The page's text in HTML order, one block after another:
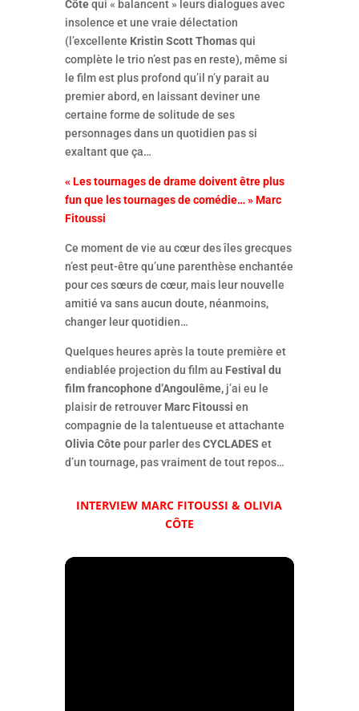
Côtequi « balancent » leurs dialogues avec
insolence et une vraie délectation
(l’excellente Kristin Scott Thomasqui
complète le trio n’est pas en reste), même si
le film est plus profond qu’il n’y parait au
premier abord, en laissant deviner une
certaine forme de solitude de ses
personnages dans un quotidien pas si
exaltant que ça…
« Les tournages de drame doivent être plus
fun que les tournages de comédie… » Marc
Fitoussi
Ce moment de vie au cœur des îles grecques
n’est peut-être qu’une parenthèse enchantée
pour ces sœurs de cœur, mais leur nouvelle
amitié va sans aucun doute, néanmoins,
changer leur quotidien…
Quelques heures après la toute première et
endiablée projection du film au Festival du
film francophone d’Angoulême,j’ai eu le
plaisir de retrouver Marc Fitoussi en
compagnie de la talentueuse et attachante
Olivia Côtepour parler desCYCLADES et
d’un tournage, pas vraiment de tout repos…
INTERVIEW MARC FITOUSSI & OLIVIA
CÔTE